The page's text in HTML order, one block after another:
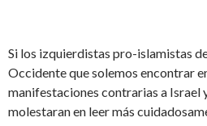
Si los izquierdistas pro-islamistas
Occidente que solemos encontrar
manifestaciones contrarias a Israel
molestaran en leer más